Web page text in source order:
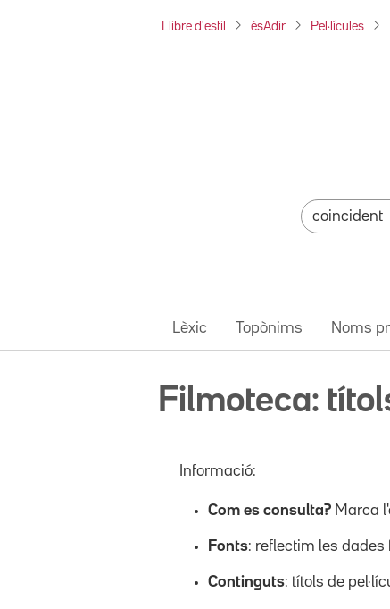
Llibre d'estil ésAdir Pel·lícules
Lèxic Topònims Noms
Filmoteca:
Informació:
Com es consulta? Marca
Fonts: reflectim les dades
Continguts: títols de